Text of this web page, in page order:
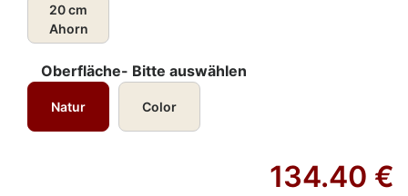
20 cm
Ahorn
Oberfläche- Bitte auswählen
Natur Color
134.40 €